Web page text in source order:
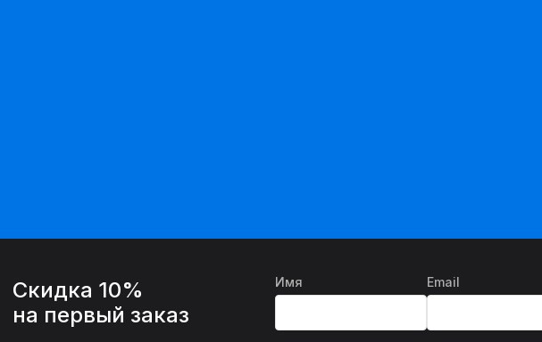
Скидка 10%
на первый заказ
Имя Email